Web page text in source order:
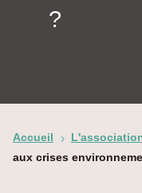
?
Accueil 5
aux crises